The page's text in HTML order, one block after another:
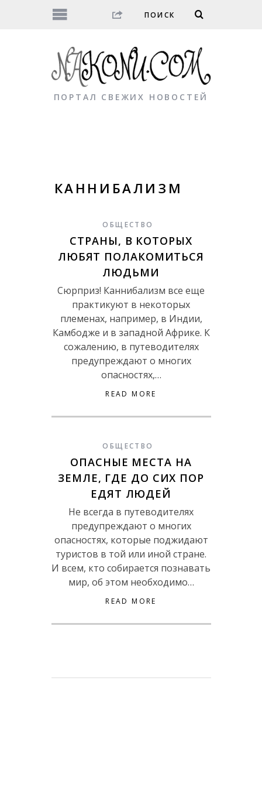
ПОРТАЛ СВЕЖИХ НОВОСТЕЙ
КАННИБАЛИЗМ
ОБЩЕСТВО
СТРАНЫ, В КОТОРЫХ
ЛЮБЯТ ПОЛАКОМИТЬСЯ
ЛЮДЬМИ
Сюрприз! Каннибализм все еще
практикуют в некоторых
племенах, например, в Индии,
Камбодже и в западной Африке. К
сожалению, в путеводителях
предупреждают о многих
опасностях,…
READ MORE
ОБЩЕСТВО
ОПАСНЫЕ МЕСТА НА
ЗЕМЛЕ, ГДЕ ДО СИХ ПОР
ЕДЯТ ЛЮДЕЙ
Не всегда в путеводителях
предупреждают о многих
опасностях, которые поджидают
туристов в той или иной стране.
И всем, кто собирается познавать
мир, об этом необходимо…
READ MORE